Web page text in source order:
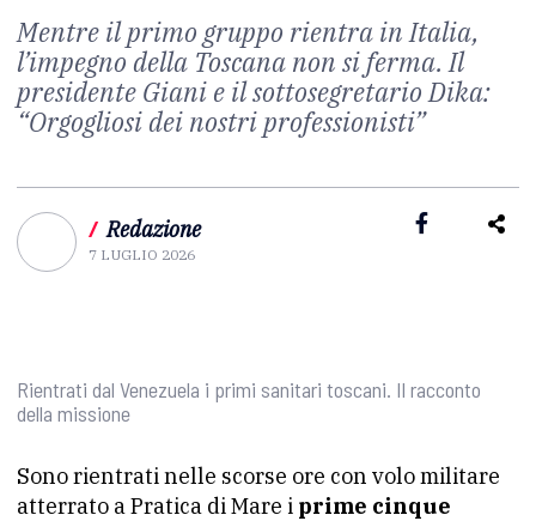
Mentre il primo gruppo rientra in Italia,
l’impegno della Toscana non si ferma. Il
presidente Giani e il sottosegretario Dika:
“Orgogliosi dei nostri professionisti”
/ Redazione
7 LUGLIO 2026
Rientrati dal Venezuela i primi sanitari toscani. Il racconto
della missione
Sono rientrati nelle scorse ore con volo militare
atterrato a Pratica di Mare i prime cinque